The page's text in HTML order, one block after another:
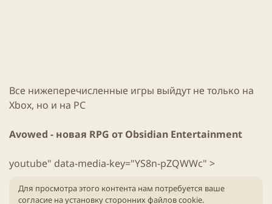
Все нижеперечисленные игры выйдут не только на
Xbox, но и на PC
Avowed - новая RPG от Obsidian Entertainment
youtube" data-media-key="YS8n-pZQWWc" >
Для просмотра этого контента нам потребуется ваше
согласие на установку сторонних файлов cookie.